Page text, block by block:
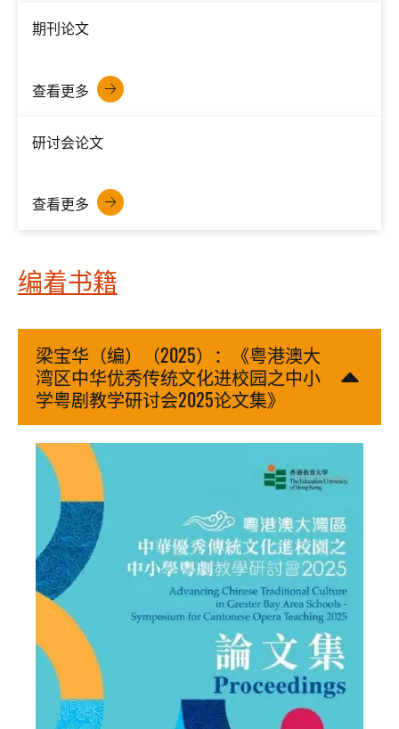
期刊论文
查看更多
研讨会论文
查看更多
编着书籍
梁宝华（编）（2025）：《粤港澳大
湾区中华优秀传统文化进校园之中小
学粤剧教学研讨会2025论文集》